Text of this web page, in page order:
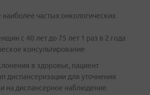
частых онкологических
с 40 лет до 75 лет 1 раз в 2 года
консультирование
в здоровье, пациент
диспансеризации для уточнения
на диспансерное наблюдение.